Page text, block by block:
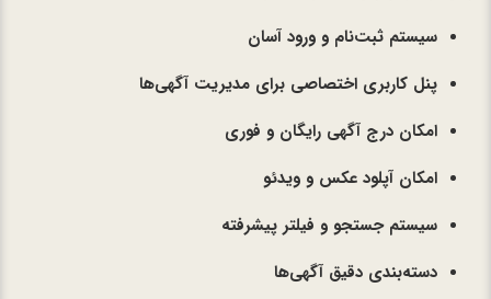
سیستم ثبت‌نام و ورود آسان
پنل کاربری اختصاصی برای مدیریت آگهی‌ها
امکان درج آگهی رایگان و فوری
امکان آپلود عکس و ویدئو
سیستم جستجو و فیلتر پیشرفته
دسته‌بندی دقیق آگهی‌ها